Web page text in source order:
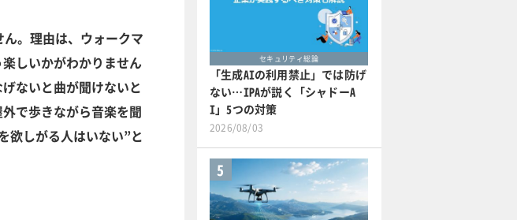
ん。理由は、ウォークマ
しいかがわかりません
ないと曲が聞けないと
で歩きながら音楽を聞
欲しがる人はいない”と
セキュリティ総論
「生成AIの利用禁止」では防げ
ない…IPAが説く「シャドーA
I」5つの対策
2026/08/03
5